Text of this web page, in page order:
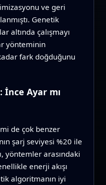
ve geri
Genetik
altında çalışmayı
yönteminin
fark doğduğunu
İnce Ayar mı
de çok benzer
şarj seviyesi %20 ile
yöntemler arasındaki
enerji akışı
algoritmanın iyi